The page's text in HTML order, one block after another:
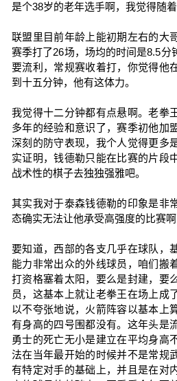
是个38岁的老年选手啊，我觉得随着
联盟里目前年龄上能初期左右的大
赛季打了26场，场均的时间是8.5分
要流利，常规赛收着打，你觉得他
到十五分钟，他有这体力。
我觉得十二分钟都有点悬啊。老拳
多年的经验和意识了，赛季初他加
深刻的防守表现，我个人觉得更多
实证明，钱德勒只能在比赛的片段
战术性的棋子去独独强雅吧。
其实我对于泰森钱德勒的印象是非
态确实无法让他承受高强度的比赛
要知道，西部的各支几乎在球队，
能力非常出众的外线球员，咱们搬
打资格塞着太阳，要么是封建，要
员，这基本上就让老拳王在场上成
以不夸张地说，火箭阵容以基本上
有身高的四号围都没有。这年头是
勇士的死亡无小是建立在平均身高
法在当年最开始的时候并不是常规
有特定对手的基础上，并且是在对